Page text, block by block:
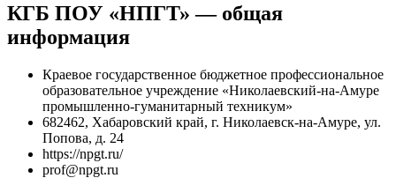
КГБ ПОУ «НПГТ» — общая
информация
Краевое государственное бюджетное профессиональное
образовательное учреждение «Николаевский-на-Амуре
промышленно-гуманитарный техникум»
682462, Хабаровский край, г. Николаевск-на-Амуре, ул.
Попова, д. 24
https://npgt.ru/
prof@npgt.ru